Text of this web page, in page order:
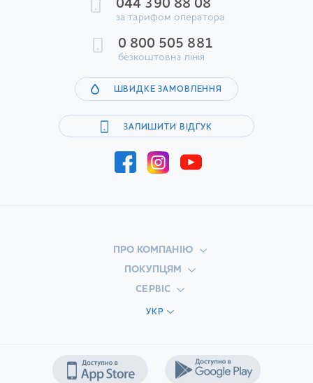
044 390 88 08
за тарифом оператора
0 800 505 881
безкоштовна лінія
ШВИДКЕ ЗАМОВЛЕННЯ
ЗАЛИШИТИ ВІДГУК
ПРО КОМПАНІЮ
ПОКУПЦЯМ
СЕРВІС
УКР